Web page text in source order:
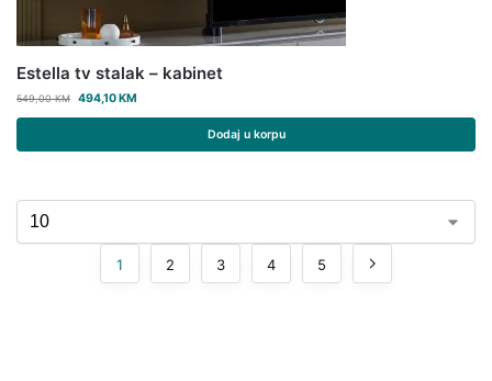
Estella tv stalak – kabinet
549,00KM 494,10KM
Dodaj u korpu
1 2 3 4 5